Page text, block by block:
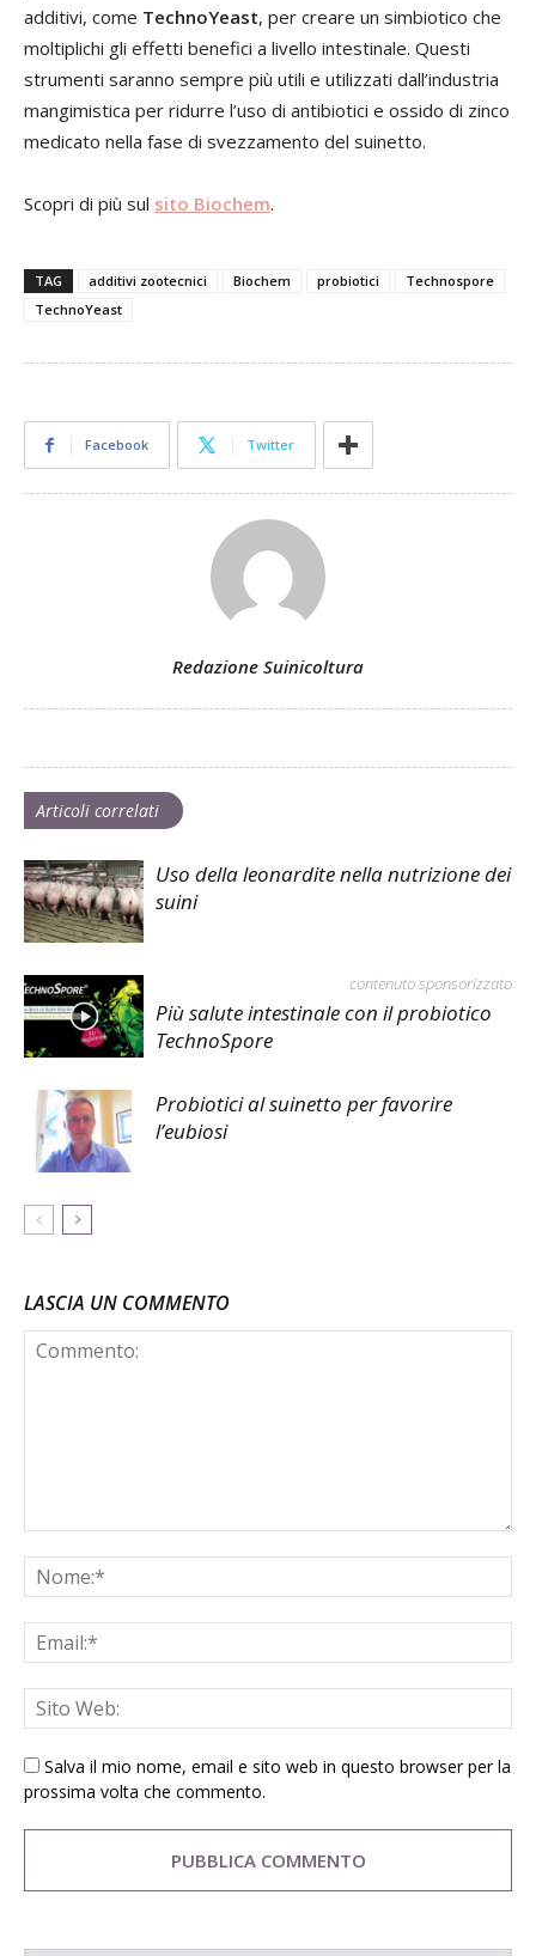
additivi, come TechnoYeast, per creare un simbiotico che
moltiplichi gli effetti benefici a livello intestinale. Questi
strumenti saranno sempre più utili e utilizzati dall’industria
mangimistica per ridurre l’uso di antibiotici e ossido di zinco
medicato nella fase di svezzamento del suinetto.
Scopri di più sul sito Biochem.
TAG additivi zootecnici Biochem probiotici
Technospore
TechnoYeast
Facebook Twitter
Redazione Suinicoltura
Articoli correlati
Uso della leonardite nella nutrizione dei
suini
contenuto sponsorizzato
Più salute intestinale con il probiotico
TechnoSpore
Probiotici al suinetto per favorire
l’eubiosi
LASCIA UN COMMENTO
Salva il mio nome, email e sito web in questo browser per la
prossima volta che commento.